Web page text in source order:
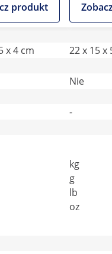
produkt
x 4 cm
22 x 15 x
Nie
-
kg
g
lb
oz